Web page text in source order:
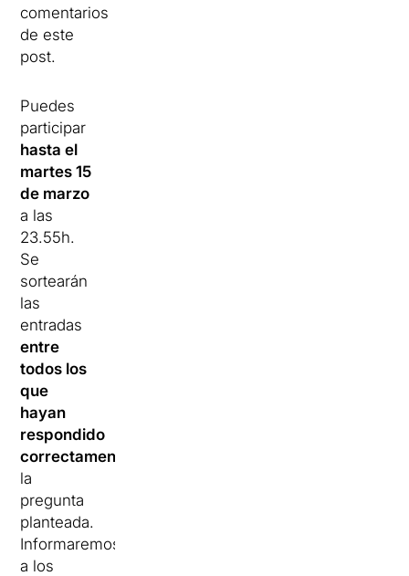
comentarios
de este
post.
Puedes
participar
hasta el
martes 15
de marzo
a las
23.55h.
Se
sortearán
las
entradas
entre
todos los
que
hayan
respondido
correctamente
la
pregunta
planteada.
Informaremos
a los